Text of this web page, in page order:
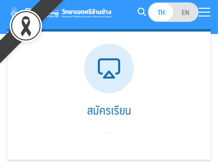
Skip
content
TH EN
Search
for:
สมัครเรียน